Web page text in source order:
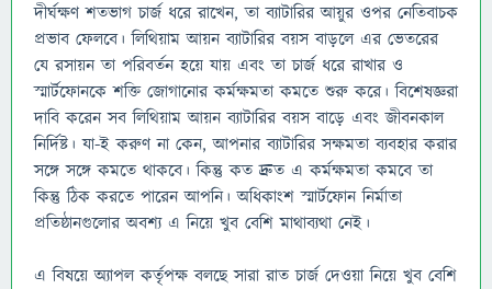
দীর্ঘক্ষণ শতভাগ চার্জ ধরে রাখেন, তা ব্যাটারির আয়ুর ওপর নেতিবাচক
প্রভাব ফেলবে। লিথিয়াম আয়ন ব্যাটারির বয়স বাড়লে এর ভেতরের
যে রসায়ন তা পরিবর্তন হয়ে যায় এবং তা চার্জ ধরে রাখার ও
স্মার্টফোনকে শক্তি জোগানোর কর্মক্ষমতা কমতে শুরু করে। বিশেষজ্ঞরা
দাবি করেন সব লিথিয়াম আয়ন ব্যাটারির বয়স বাড়ে এবং জীবনকাল
নির্দিষ্ট। যা-ই করুণ না কেন, আপনার ব্যাটারির সক্ষমতা ব্যবহার করার
সঙ্গে সঙ্গে কমতে থাকবে। কিন্তু কত দ্রুত এ কর্মক্ষমতা কমবে তা
কিন্তু ঠিক করতে পারেন আপনি। অধিকাংশ স্মার্টফোন নির্মাতা
প্রতিষ্ঠানগুলোর অবশ্য এ নিয়ে খুব বেশি মাথাব্যথা নেই।
এ বিষয়ে অ্যাপল কর্তৃপক্ষ বলছে সারা রাত চার্জ দেওয়া নিয়ে খুব বেশি